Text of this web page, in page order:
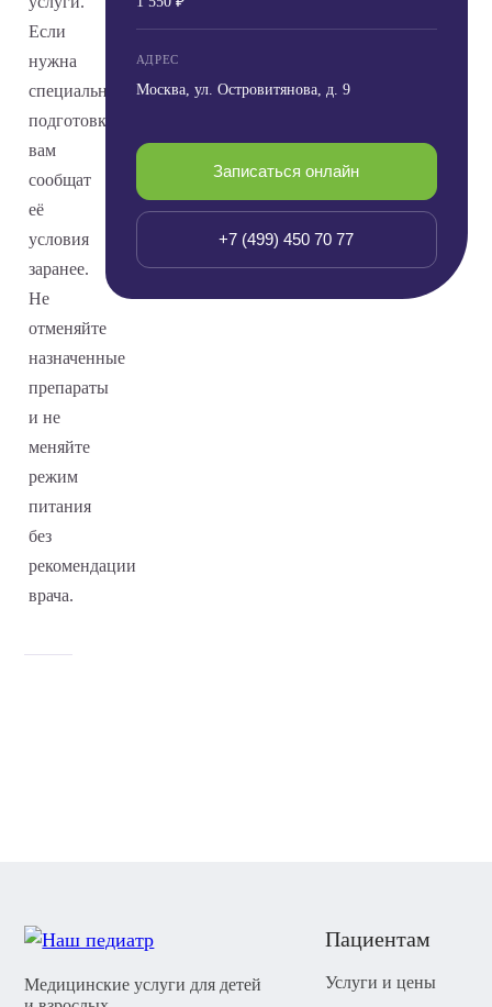
Если
нужна
специальная
подготовка,
вам
сообщат
её
условия
заранее.
Не
отменяйте
назначенные
препараты
и не
меняйте
режим
питания
без
рекомендации
врача.
АДРЕС
Москва, ул. Островитянова, д. 9
Записаться онлайн
+7 (499) 450 70 77
Медицинские услуги для детей
Пациентам
Услуги и цены